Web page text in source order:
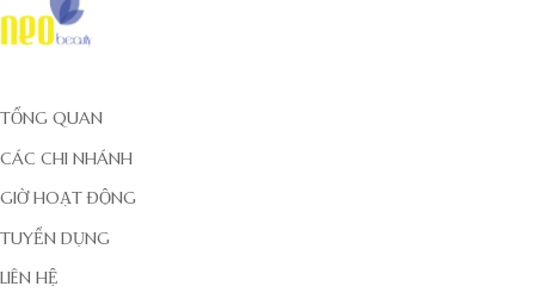
TỔNG QUAN
CÁC CHI NHÁNH
GIỜ HOẠT ĐỘNG
TUYỂN DỤNG
LIÊN HỆ